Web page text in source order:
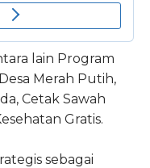
lain Program
Merah Putih,
Cetak Sawah
Gratis.
sebagai